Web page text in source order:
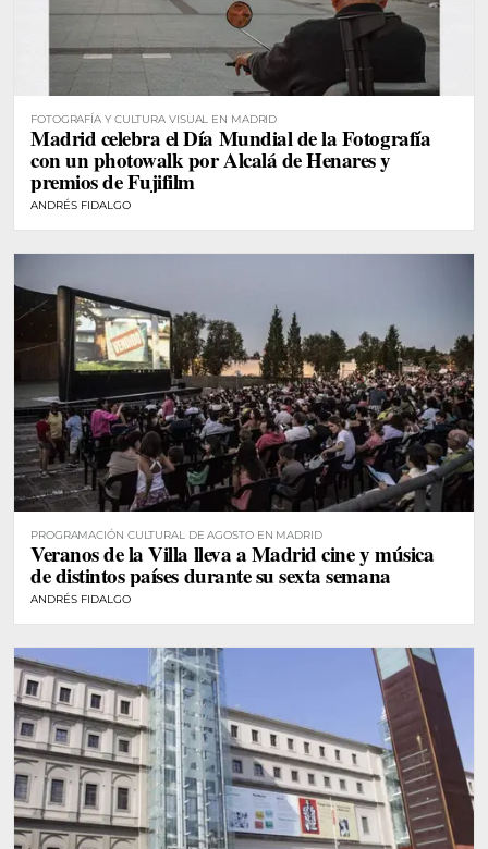
FOTOGRAFÍA Y CULTURA VISUAL EN MADRID
Madrid celebra el Día Mundial de la Fotografía
con un photowalk por Alcalá de Henares y
premios de Fujifilm
ANDRÉS FIDALGO
PROGRAMACIÓN CULTURAL DE AGOSTO EN MADRID
Veranos de la Villa lleva a Madrid cine y música
de distintos países durante su sexta semana
ANDRÉS FIDALGO